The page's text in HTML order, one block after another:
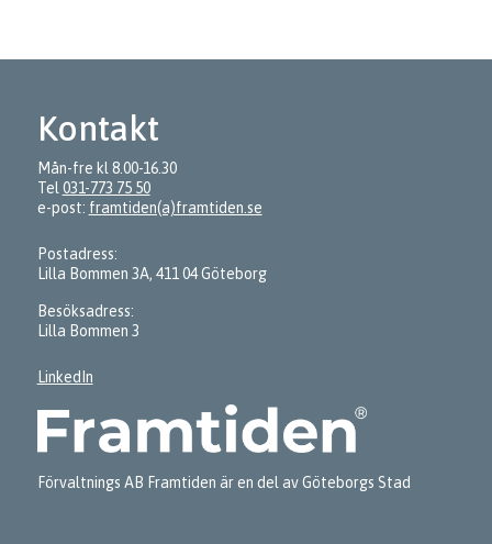
Kontakt
Mån-fre kl 8.00-16.30
Tel 031-773 75 50
e-post: framtiden(a)framtiden.se
Postadress:
Lilla Bommen 3A, 411 04 Göteborg
Besöksadress:
Lilla Bommen 3
LinkedIn
Förvaltnings AB Framtiden är en del av Göteborgs Stad